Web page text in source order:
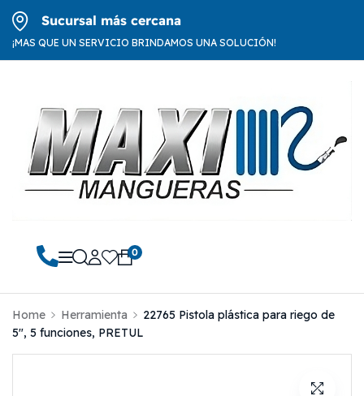
Sucursal más cercana
¡MAS QUE UN SERVICIO BRINDAMOS UNA SOLUCIÓN!
0
Home Herramienta
22765 Pistola plástica para riego de
5″, 5 funciones, PRETUL